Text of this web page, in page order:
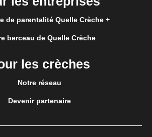
de parentalité Quelle Crèche +
berceau de Quelle Crèche
les crèches
Notre réseau
Devenir partenaire